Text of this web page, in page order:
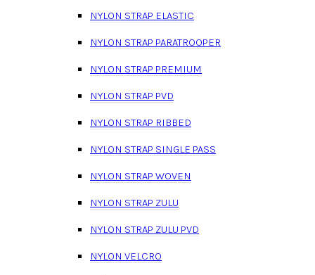
NYLON STRAP ELASTIC
NYLON STRAP PARATROOPER
NYLON STRAP PREMIUM
NYLON STRAP PVD
NYLON STRAP RIBBED
NYLON STRAP SINGLE PASS
NYLON STRAP WOVEN
NYLON STRAP ZULU
NYLON STRAP ZULU PVD
NYLON VELCRO